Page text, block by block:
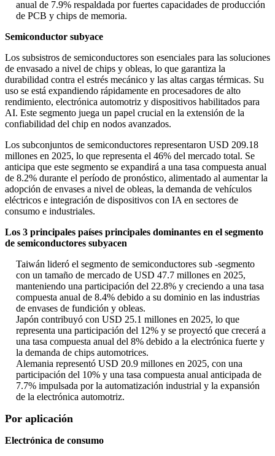
anual de 7.9% respaldada por fuertes capacidades de producción
de PCB y chips de memoria.
Semiconductor subyace
Los subsistros de semiconductores son esenciales para las soluciones
de envasado a nivel de chips y obleas, lo que garantiza la
durabilidad contra el estrés mecánico y las altas cargas térmicas. Su
uso se está expandiendo rápidamente en procesadores de alto
rendimiento, electrónica automotriz y dispositivos habilitados para
AI. Este segmento juega un papel crucial en la extensión de la
confiabilidad del chip en nodos avanzados.
Los subconjuntos de semiconductores representaron USD 209.18
millones en 2025, lo que representa el 46% del mercado total. Se
anticipa que este segmento se expandirá a una tasa compuesta anual
de 8.2% durante el período de pronóstico, alimentado al aumentar la
adopción de envases a nivel de obleas, la demanda de vehículos
eléctricos e integración de dispositivos con IA en sectores de
consumo e industriales.
Los 3 principales países principales dominantes en el segmento
de semiconductores subyacen
Taiwán lideró el segmento de semiconductores sub -segmento
con un tamaño de mercado de USD 47.7 millones en 2025,
manteniendo una participación del 22.8% y creciendo a una tasa
compuesta anual de 8.4% debido a su dominio en las industrias
de envases de fundición y obleas.
Japón contribuyó con USD 25.1 millones en 2025, lo que
representa una participación del 12% y se proyectó que crecerá a
una tasa compuesta anual del 8% debido a la electrónica fuerte y
la demanda de chips automotrices.
Alemania representó USD 20.9 millones en 2025, con una
participación del 10% y una tasa compuesta anual anticipada de
7.7% impulsada por la automatización industrial y la expansión
de la electrónica automotriz.
Por aplicación
Electrónica de consumo